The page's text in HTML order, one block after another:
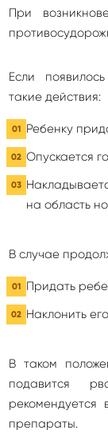
При
Если
такие действия:
Ребенку
Опускается
на область
В случае
Придать
Наклонить
В таком
подавится
препараты.